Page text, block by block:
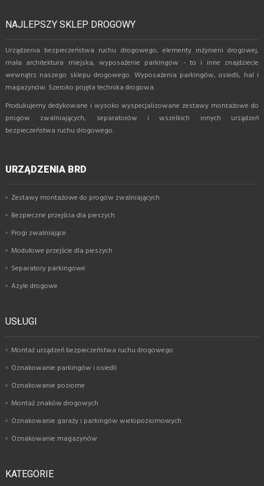
NAJLEPSZY SKLEP DROGOWY
Urządzenia bezpieczeństwa ruchu drogowego, elementy inżynierii drogowej,
mała architektura miejska, wyposażenie parkingów - to i inne znajdziecie
wewnątrz naszego sklepu drogowego. Wyposażenia parkingów, osiedli, hal i
magazynów. Szeroko pojęta technika drogowa.
Produkujemy dedykowane i wysoko wyspecjalizowane zestawy montażowe do
progów zwalniających, separatorów i wszelkich innych urządzeń
bezpieczeństwa ruchu drogowego.
URZĄDZENIA BRD
Zestawy montażowe do progów zwalniających
Bezpieczne przejścia dla pieszych
Progi zwalniające
Modułowe przejście dla pieszych
Separatory parkingowe
Azyle drogowe
USŁUGI
Montaż urządzeń bezpieczeństwa ruchu drogowego
Oznakowanie parkingów i osiedli
Oznakowanie poziome
Montaż znaków drogowych
Oznakowanie garaży i parkingów wielopoziomowych
Oznakowanie magazynów
KATEGORIE